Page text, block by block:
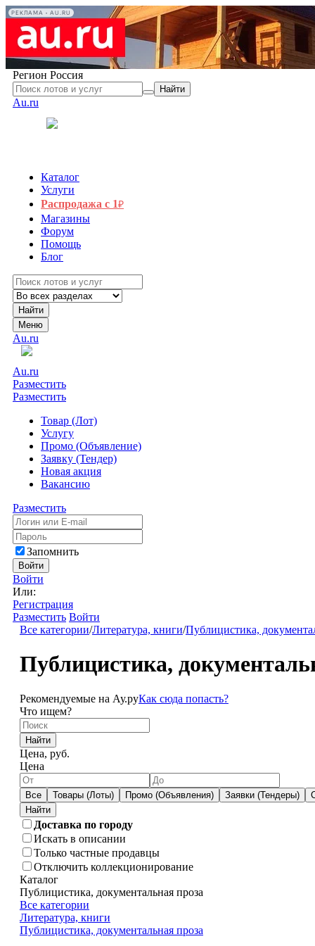
РЕКЛАМА • AU.RU
Регион Россия
Найти
Au.ru
Каталог
Услуги
Распродажа с 1₽
Магазины
Форум
Помощь
Блог
Найти
Меню
Au.ru
Au.ru
Разместить
Разместить
Товар (Лот)
Услугу
Промо (Объявление)
Заявку (Тендер)
Новая акция
Вакансию
Разместить
Запомнить
Войти
Войти
Или:
Регистрация
Разместить Войти
Все категории/Литература, книги/Публицистика,
Публицистика,
Рекомендуемые на Ау.руКак сюда попасть?
Что ищем?
Найти
Цена, руб.
Цена
Все Товары (Лоты) Промо (Объявления) Заявки (Тендеры)
Доставка по городу
Искать в описании
Только частные продавцы
Отключить коллекционирование
Каталог
Публицистика, документальная проза
Все категории
Литература, книги
Публицистика, документальная проза